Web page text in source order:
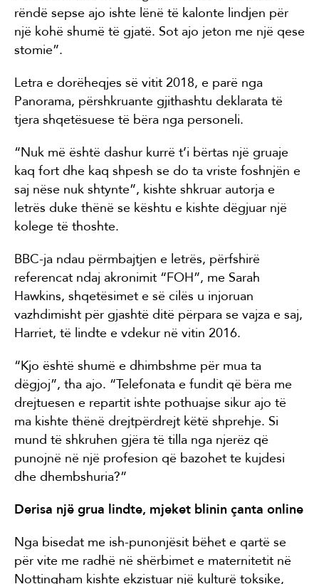
rëndë sepse ajo ishte lënë të kalonte lindjen për
një kohë shumë të gjatë. Sot ajo jeton me një qese
stomie”.
Letra e dorëheqjes së vitit 2018, e parë nga
Panorama, përshkruante gjithashtu deklarata të
tjera shqetësuese të bëra nga personeli.
“Nuk më është dashur kurrë t’i bërtas një gruaje
kaq fort dhe kaq shpesh se do ta vriste foshnjën e
saj nëse nuk shtynte”, kishte shkruar autorja e
letrës duke thënë se kështu e kishte dëgjuar një
kolege të thoshte.
BBC-ja ndau përmbajtjen e letrës, përfshirë
referencat ndaj akronimit “FOH”, me Sarah
Hawkins, shqetësimet e së cilës u injoruan
vazhdimisht për gjashtë ditë përpara se vajza e saj,
Harriet, të lindte e vdekur në vitin 2016.
“Kjo është shumë e dhimbshme për mua ta
dëgjoj”, tha ajo. “Telefonata e fundit që bëra me
drejtuesen e repartit ishte pothuajse sikur ajo të
ma kishte thënë drejtpërdrejt këtë shprehje. Si
mund të shkruhen gjëra të tilla nga njerëz që
punojnë në një profesion që bazohet te kujdesi
dhe dhembshuria?”
Derisa një grua lindte, mjeket blinin çanta online
Nga bisedat me ish-punonjësit bëhet e qartë se
për vite me radhë në shërbimet e maternitetit në
Nottingham kishte ekzistuar një kulturë toksike,